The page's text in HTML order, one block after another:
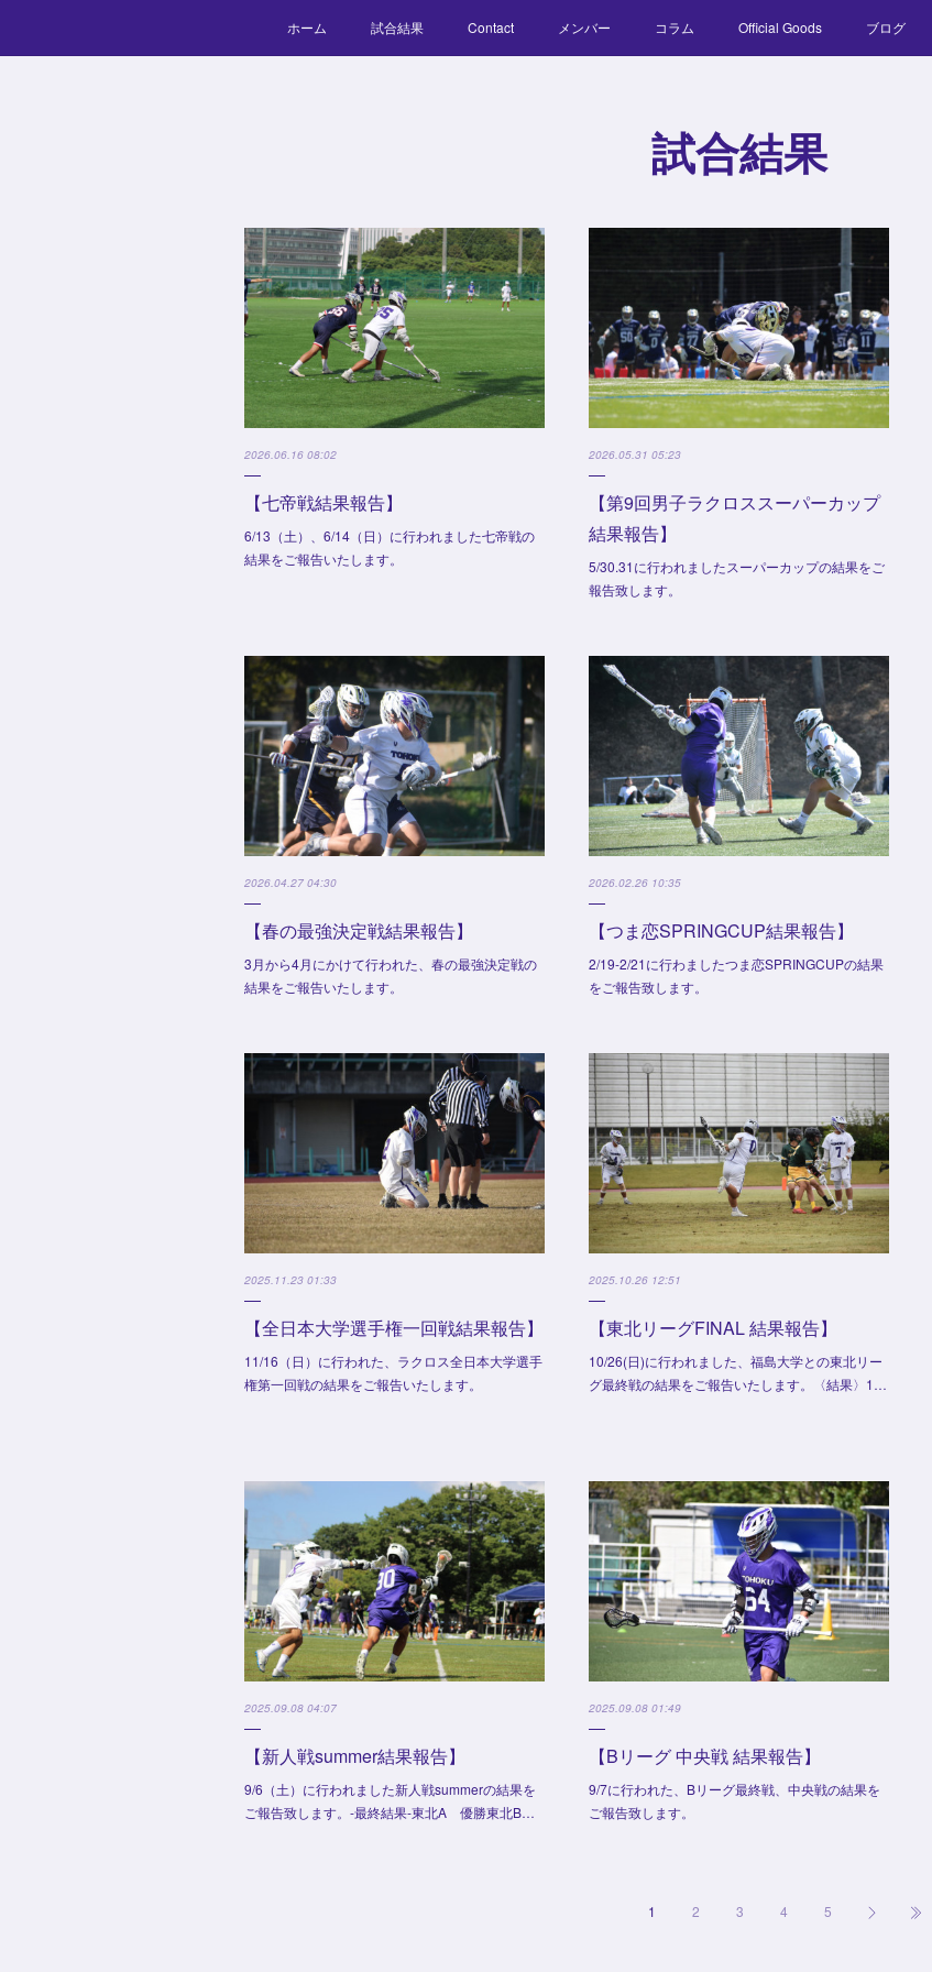
ホーム 試合結果 Contact メンバー コラム Official Goods ブログ
試合結果
2026.06.16 08:02
【七帝戦結果報告】
6/13（土）、6/14（日）に行われました七帝戦の
結果をご報告いたします。
2026.05.31 05:23
【第9回男子ラクロススーパーカップ
結果報告】
5/30.31に行われましたスーパーカップの結果をご
報告致します。
2026.04.27 04:30
【春の最強決定戦結果報告】
3月から4月にかけて行われた、春の最強決定戦の
結果をご報告いたします。
2026.02.26 10:35
【つま恋SPRINGCUP結果報告】
2/19-2/21に行わましたつま恋SPRINGCUPの結果
をご報告致します。
2025.11.23 01:33
【全日本大学選手権一回戦結果報告】
11/16（日）に行われた、ラクロス全日本大学選手
権第一回戦の結果をご報告いたします。
2025.10.26 12:51
【東北リーグFINAL 結果報告】
10/26(日)に行われました、福島大学との東北リー
グ最終戦の結果をご報告いたします。〈結果〉1…
2025.09.08 04:07
【新人戦summer結果報告】
9/6（土）に行われました新人戦summerの結果を
ご報告致します。-最終結果-東北A 優勝東北B…
2025.09.08 01:49
【Bリーグ 中央戦 結果報告】
9/7に行われた、Bリーグ最終戦、中央戦の結果を
ご報告致します。
1 2 3 4 5